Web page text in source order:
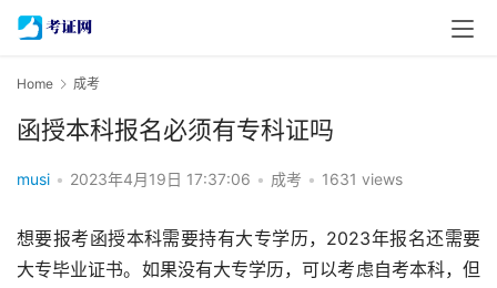
Home 成考
函授本科报名必须有专科证吗
musi • 2023年4月19日 17:37:06 • 成考 • 1631 views
想要报考函授本科需要持有大专学历，2023年报名还需要
大专毕业证书。如果没有大专学历，可以考虑自考本科，但